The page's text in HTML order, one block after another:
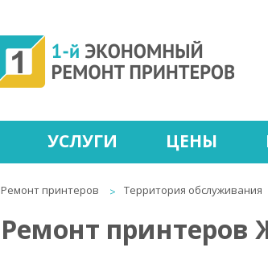
УСЛУГИ ЦЕНЫ
Ремонт принтеров Территория обслуживания
Ремонт принтеров